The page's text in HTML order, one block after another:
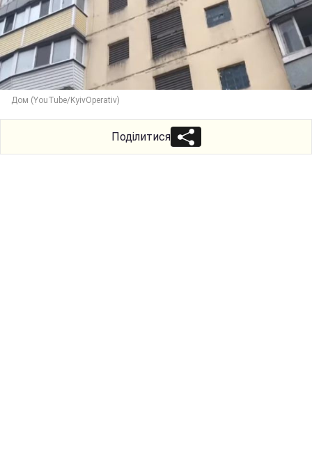
Дом (YouTube/KyivOperativ)
Поділитися